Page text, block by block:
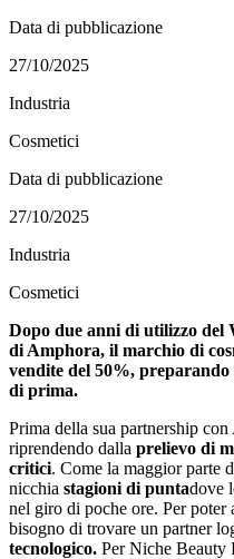
Data di pubblicazione
27/10/2025
Industria
Cosmetici
Data di pubblicazione
27/10/2025
Industria
Cosmetici
Dopo due anni di utilizzo del
di Amphora, il marchio di
vendite del 50%,
di prima.
Prima della sua partnership
riprendendo dalla prelievo di
critici. Come la maggior parte
nicchia stagioni di puntadove
nel giro di poche ore. Per
bisogno di trovare un partner
tecnologico. Per Niche Beauty